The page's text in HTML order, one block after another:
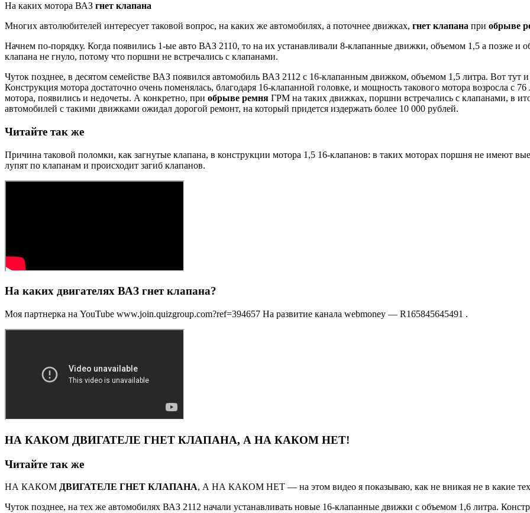
На каких мотора ВАЗ гнет клапана
Многих автолюбителей интересует таковой вопрос, на каких же автомобилях, а поточнее движках, гнет клапана при обрыве
Начнем по-порядку. Когда появились 1-ые авто ВАЗ 2110, то на их устанавливали 8-клапанные движки, объемом 1,5 а позже и
клапана не гнуло, потому что поршни не встречались с клапанами.
Чуток позднее, в десятом семействе ВАЗ появился автомобиль ВАЗ 2112 с 16-клапанным движком, объемом 1,5 литра. Вот тут
Конструкция мотора достаточно очень поменялась, благодаря 16-клапанной головке, и мощность такового мотора возросла с
мотора, появились и недочеты. А конкретно, при обрыве ремня ГРМ на таких движках, поршни встречались с клапанами, в
автомобилей с такими движками ожидал дорогой ремонт, на который придется издержать более 10 000 рублей.
Читайте так же
Причина таковой поломки, как загнутые клапана, в конструкции мотора 1,5 16-клапанов: в таких моторах поршня не имеют
лупят по клапанам и происходит загиб клапанов.
На каких двигателях ВАЗ гнет клапана?
Моя партнерка на YouTube www.join.quizgroup.com?ref=394657 На развитие канала webmoney — R165845645491 .
НА КАКОМ ДВИГАТЕЛЕ ГНЕТ КЛАПАНА, А НА КАКОМ НЕТ!
Читайте так же
НА КАКОМ ДВИГАТЕЛЕ ГНЕТ КЛАПАНА, А НА КАКОМ НЕТ — на этом видео я показываю, как не вникая не в какие
Чуток позднее, на тех же автомобилях ВАЗ 2112 начали устанавливать новые 16-клапанные движки с объемом 1,6 литра.